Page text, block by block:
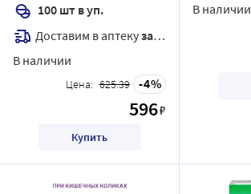
100 шт в уп.
Доставим в аптекузавтра
В наличии
Цена: 625.39 4
596₽
Купить
В наличии